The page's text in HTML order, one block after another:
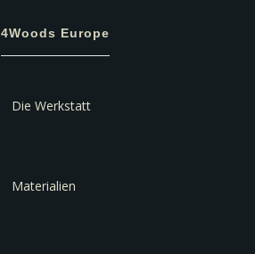
4Woods Europe
Die Werkstatt
Materialien